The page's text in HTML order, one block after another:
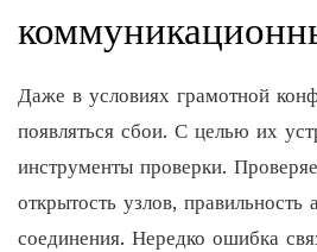
Даже в условиях грамотной
появляться сбои. С целью их
инструменты проверки.
открытость узлов, правильность
соединения. Нередко ошибка